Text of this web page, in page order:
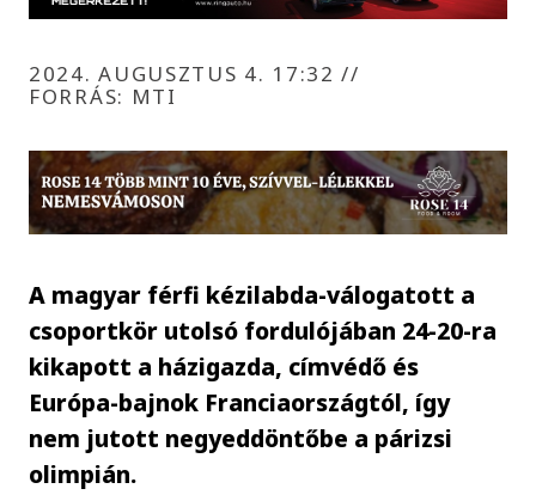
2024. AUGUSZTUS 4. 17:32//
FORRÁS: MTI
A magyar férfi kézilabda-válogatott a
csoportkör utolsó fordulójában 24-20-ra
kikapott a házigazda, címvédő és
Európa-bajnok Franciaországtól, így
nem jutott negyeddöntőbe a párizsi
olimpián.